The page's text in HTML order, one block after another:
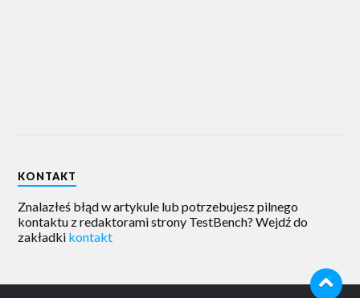
KONTAKT
Znalazłeś błąd w artykule lub potrzebujesz pilnego
kontaktu z redaktorami strony TestBench? Wejdź do
zakładki kontakt